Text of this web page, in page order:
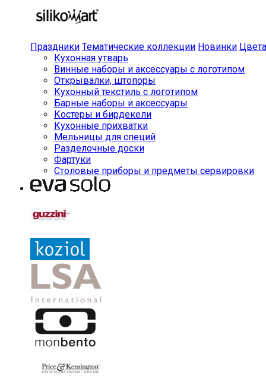
Праздники Тематические коллекции Новинки Цвета
Кухонная утварь
Винные наборы и аксессуары с логотипом
Открывалки, штопоры
Кухонный текстиль с логотипом
Барные наборы и аксессуары
Костеры и бирдекели
Кухонные прихватки
Мельницы для специй
Разделочные доски
Фартуки
Столовые приборы и предметы сервировки